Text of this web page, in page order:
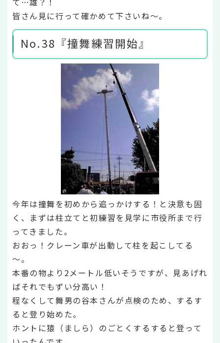
皆さん見に行って確かめて下さいね～。
No.38『撞舞練習開始』
今年は撞舞を初めから追っかけする！と決意も固
く、まずは柱立てと初練習を見学に市役所まで行
ってきました。
おおっ！クレーン車が出動して柱を起こしてる
～。
本番の物より2メートル低いそうですが、見あげれ
ばそれでもずい分高い！
程なくして舞男の谷本さんが点検のため、するす
ると登り始めた。
ホントに猿（ましら）のごとくするすると登って